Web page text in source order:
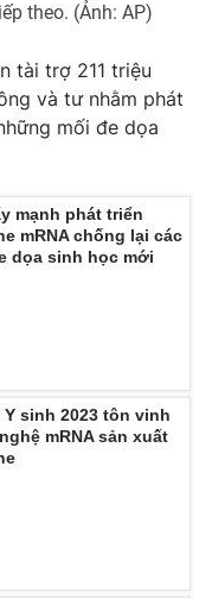
thao
sản
Việt
bằng AI
theo. (Ảnh: AP)
tài trợ 211 triệu
và tư nhằm phát
mối đe dọa
mạnh phát triển
mRNA chống lại các
dọa sinh học mới
Y sinh 2023 tôn vinh
mRNA sản xuất